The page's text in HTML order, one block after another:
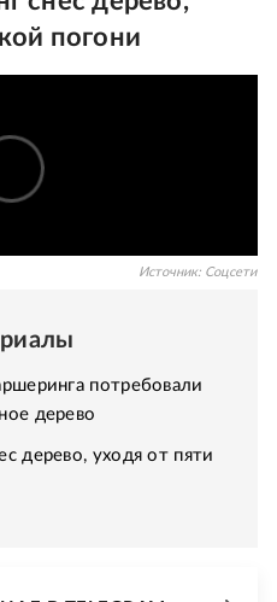
погони
Источник: Соцсети
потребовали
дерево
дерево, уходя от пяти